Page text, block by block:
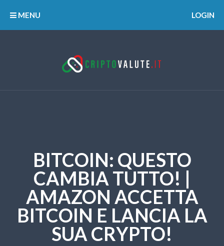
MENU LOGIN
BITCOIN: QUESTO
CAMBIA TUTTO! |
AMAZON ACCETTA
BITCOIN E LANCIA LA
SUA CRYPTO!